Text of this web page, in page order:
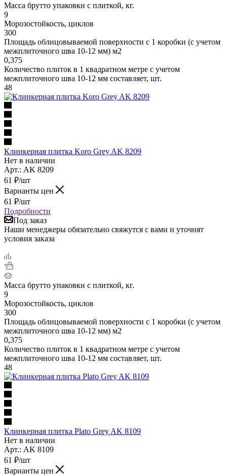
Масса брутто упаковки с плиткой, кг.
9
Морозостойкость, циклов
300
Площадь облицовываемой поверхности с 1 коробки (с учетом
межплиточного шва 10-12 мм) м2
0,375
Количество плиток в 1 квадратном метре с учетом
межплиточного шва 10-12 мм составляет, шт.
48
Клинкерная плитка Koro Grey AK 8209
Нет в наличии
Арт.: AK 8209
61 ₽/шт
Варианты цен
61 ₽/шт
Подробности
Под заказ
Наши менеджеры обязательно свяжутся с вами и уточнят
условия заказа
Масса брутто упаковки с плиткой, кг.
9
Морозостойкость, циклов
300
Площадь облицовываемой поверхности с 1 коробки (с учетом
межплиточного шва 10-12 мм) м2
0,375
Количество плиток в 1 квадратном метре с учетом
межплиточного шва 10-12 мм составляет, шт.
48
Клинкерная плитка Plato Grey AK 8109
Нет в наличии
Арт.: AK 8109
61 ₽/шт
Варианты цен